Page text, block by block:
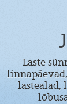
Laste
lastealad,